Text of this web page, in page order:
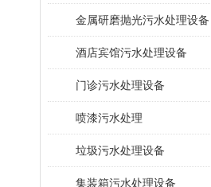
金属研磨抛光污水处理设备
酒店宾馆污水处理设备
门诊污水处理设备
喷漆污水处理
垃圾污水处理设备
集装箱污水处理设备